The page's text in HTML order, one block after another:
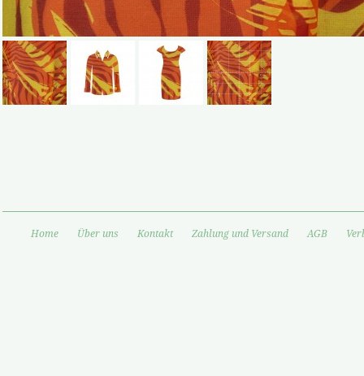
Home Über uns Kontakt Zahlung und Versand AGB